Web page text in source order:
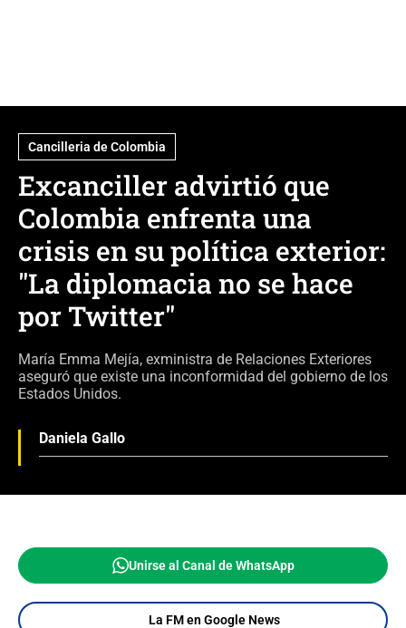
Cancilleria de Colombia
Excanciller advirtió que
Colombia enfrenta una
crisis en su política exterior:
"La diplomacia no se hace
por Twitter"
María Emma Mejía, exministra de Relaciones Exteriores
aseguró que existe una inconformidad del gobierno de los
Estados Unidos.
Daniela Gallo
Unirse al Canal de WhatsApp
La FM en Google News